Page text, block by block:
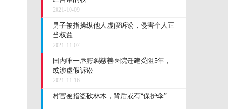
2021-10-09
男子被指操纵他人虚假诉讼，侵害个人正
当权益
2021-11-07
国内唯一唇腭裂慈善医院迁建受阻5年，
或涉虚假诉讼
2021-11-16
村官被指盗砍林木，背后或有“保护伞”